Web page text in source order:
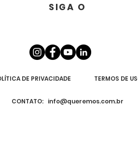
SIGA O
DE PRIVACIDADE TERMOS DE
CONTATO: info@queremos.com.br